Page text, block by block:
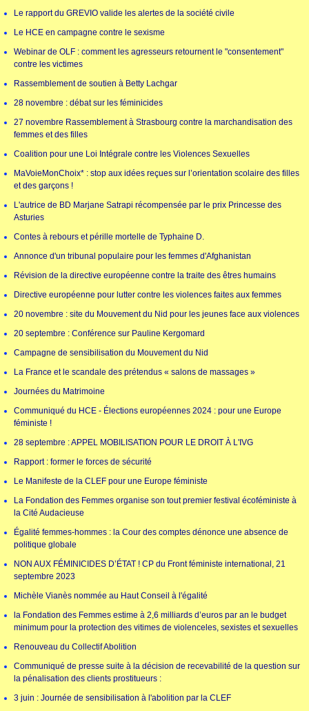
Le rapport du GREVIO valide les alertes de la société civile
Le HCE en campagne contre le sexisme
Webinar de OLF : comment les agresseurs retournent le "consentement"
contre les victimes
Rassemblement de soutien à Betty Lachgar
28 novembre : débat sur les féminicides
27 novembre Rassemblement à Strasbourg contre la marchandisation des
femmes et des filles
Coalition pour une Loi Intégrale contre les Violences Sexuelles
MaVoieMonChoix* : stop aux idées reçues sur l’orientation scolaire des filles
et des garçons !
L'autrice de BD Marjane Satrapi récompensée par le prix Princesse des
Asturies
Contes à rebours et pérille mortelle de Typhaine D.
Annonce d'un tribunal populaire pour les femmes d'Afghanistan
Révision de la directive européenne contre la traite des êtres humains
Directive européenne pour lutter contre les violences faites aux femmes
20 novembre : site du Mouvement du Nid pour les jeunes face aux violences
20 septembre : Conférence sur Pauline Kergomard
Campagne de sensibilisation du Mouvement du Nid
La France et le scandale des prétendus « salons de massages »
Journées du Matrimoine
Communiqué du HCE - Élections européennes 2024 : pour une Europe
féministe !
28 septembre : APPEL MOBILISATION POUR LE DROIT À L'IVG
Rapport : former le forces de sécurité
Le Manifeste de la CLEF pour une Europe féministe
La Fondation des Femmes organise son tout premier festival écoféministe à
la Cité Audacieuse
Égalité femmes-hommes : la Cour des comptes dénonce une absence de
politique globale
NON AUX FÉMINICIDES D’ÉTAT ! CP du Front féministe international, 21
septembre 2023
Michèle Vianès nommée au Haut Conseil à l'égalité
la Fondation des Femmes estime à 2,6 milliards d’euros par an le budget
minimum pour la protection des vitimes de violenceles, sexistes et sexuelles
Renouveau du Collectif Abolition
Communiqué de presse suite à la décision de recevabilité de la question sur
la pénalisation des clients prostitueurs :
3 juin : Journée de sensibilisation à l'abolition par la CLEF